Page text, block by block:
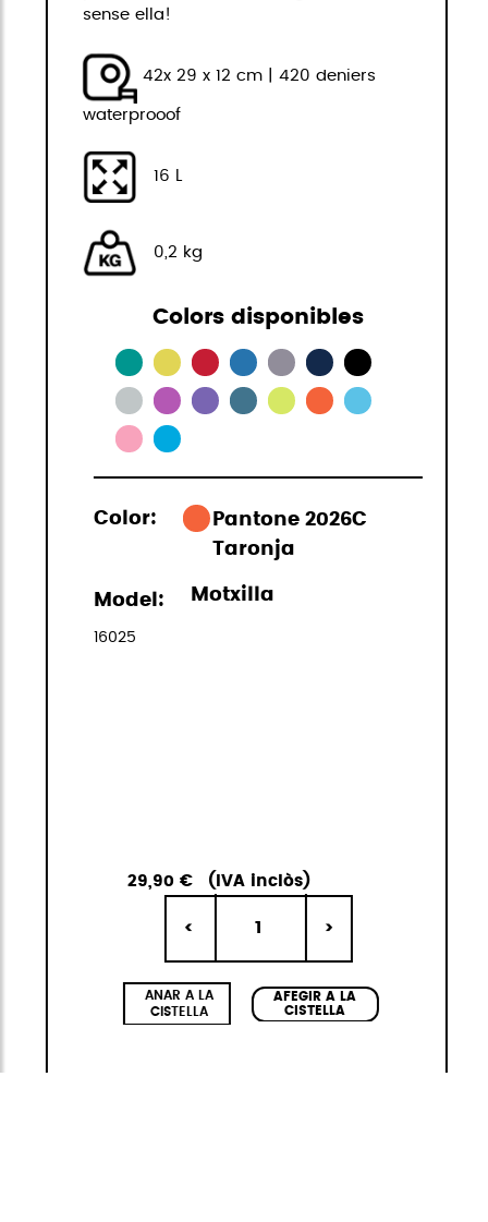
sense ella!
42x 29 x 12 cm | 420 deniers
waterprooof
16 L
0,2 kg
Colors disponibles
Color:
Pantone 2026C
Taronja
Model: Motxilla
16025
29,90 € (IVA inclòs)
< 1 >
ANAR A LA
CISTELLA
AFEGIR A LA
CISTELLA